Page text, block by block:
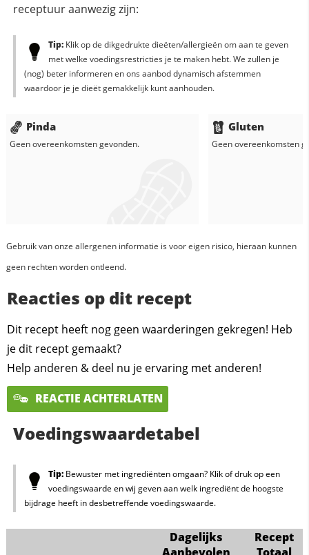
receptuur aanwezig zijn:
Tip:Klik op de dikgedrukte dieëten/allergieën om aan te geven
met welke voedingsrestricties je te maken hebt. We zullen je
(nog) beter informeren en ons aanbod dynamisch afstemmen
waardoor je je dieët gemakkelijk kunt aanhouden.
Pinda
Geen overeenkomsten gevonden.
Gluten
Geen overeenkomsten
Gebruik van onze allergenen informatie is voor eigen risico, hieraan kunnen
geen rechten worden ontleend.
Reacties op dit recept
Dit recept heeft nog geen waarderingen gekregen! Heb
je dit recept gemaakt?
Help anderen & deel nu je ervaring met anderen!
REACTIE ACHTERLATEN
Voedingswaardetabel
Tip:Bewuster met ingrediënten omgaan? Klik of druk op een
voedingswaarde en wij geven aan welk ingrediënt de hoogste
bijdrage heeft in desbetreffende voedingswaarde.
Dagelijks
Recept